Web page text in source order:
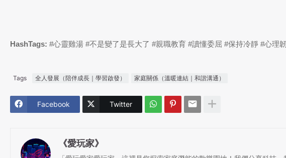
HashTags: #心靈雞湯 #不是變了是長大了 #親職教育 #讀懂委屈 #保持冷靜 #心理
Tags 全人發展（陪伴成長｜學習啟發） 家庭關係（溫暖連結｜和諧溝通）
Facebook Twitter
《愛玩家》